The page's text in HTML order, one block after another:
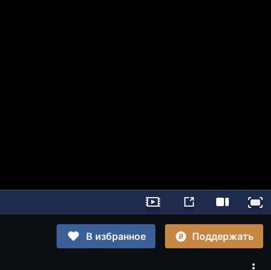
В избранное
Поддержать